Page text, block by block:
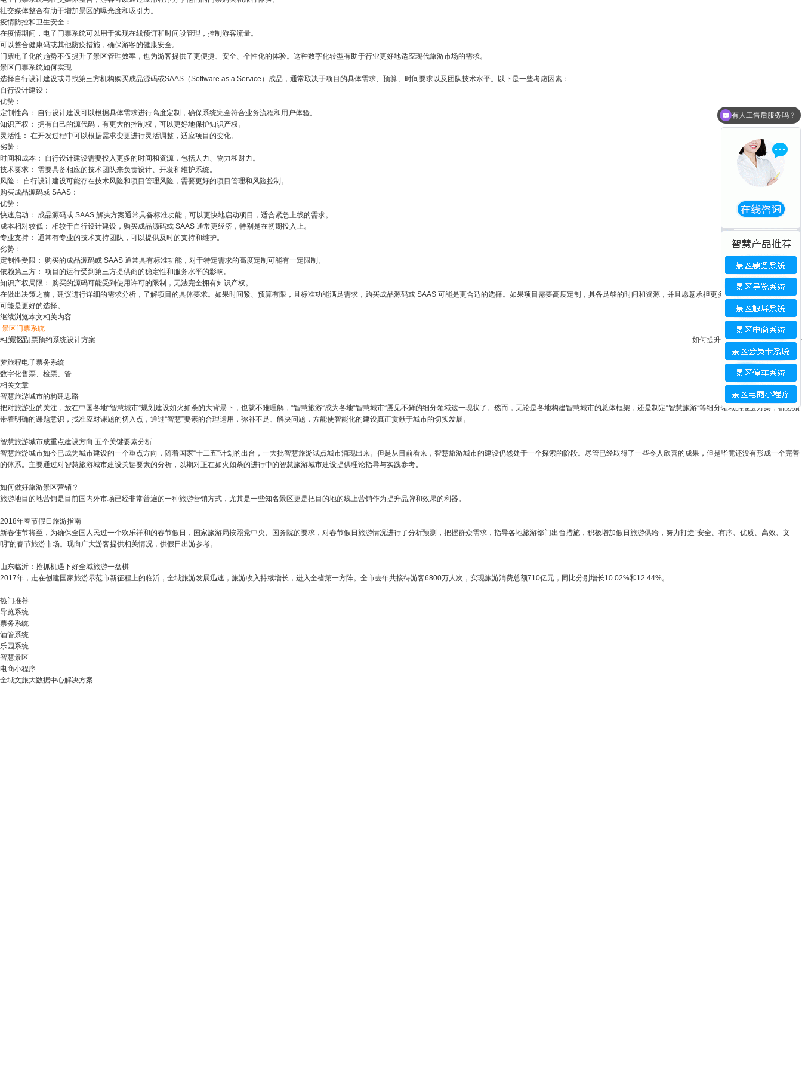
社交媒体整合有助于增加景区的曝光度和吸引力。
疫情防控和卫生安全：
在疫情期间，电子门票系统可以用于实现在线预订和时间段管理，控制游客流量。
可以整合健康码或其他防疫措施，确保游客的健康安全。
门票电子化的趋势不仅提升了景区管理效率，也为游客提供了更便捷、安全、个性化的体验。这种数字化转型有助于行业更好地适应现代旅游市场的需求。
景区门票系统如何实现
选择自行设计建设或寻找第三方机构购买成品源码或SAAS（Software as a Service）成品，通常取决于项目的具体需求、预算、时间要求以及团队技术水平。以下是一些考虑因素：
自行设计建设：
优势：
定制性高： 自行设计建设可以根据具体需求进行高度定制，确保系统完全符合业务流程和用户体验。
知识产权： 拥有自己的源代码，有更大的控制权，可以更好地保护知识产权。
灵活性： 在开发过程中可以根据需求变更进行灵活调整，适应项目的变化。
劣势：
时间和成本： 自行设计建设需要投入更多的时间和资源，包括人力、物力和财力。
技术要求： 需要具备相应的技术团队来负责设计、开发和维护系统。
风险： 自行设计建设可能存在技术风险和项目管理风险，需要更好的项目管理和风险控制。
购买成品源码或 SAAS：
优势：
快速启动： 成品源码或 SAAS 解决方案通常具备标准功能，可以更快地启动项目，适合紧急上线的需求。
成本相对较低： 相较于自行设计建设，购买成品源码或 SAAS 通常更经济，特别是在初期投入上。
专业支持： 通常有专业的技术支持团队，可以提供及时的支持和维护。
劣势：
定制性受限： 购买的成品源码或 SAAS 通常具有标准功能，对于特定需求的高度定制可能有一定限制。
依赖第三方： 项目的运行受到第三方提供商的稳定性和服务水平的影响。
知识产权局限： 购买的源码可能受到使用许可的限制，无法完全拥有知识产权。
在做出决策之前，建议进行详细的需求分析，了解项目的具体要求。如果时间紧、预算有限，且标准功能满足需求，购买成品源码或 SAAS 可能是更合适的选择。如果项目需要高度定制，具备足够的时间和资源，并且愿意承担更多的风险，自行设计建设
可能是更好的选择。
继续浏览本文相关内容
景区门票系统
<|景区门票预约系统设计方案 如何提升景区游客量与游客体验|>
相关产品
梦旅程电子票务系统
数字化售票、检票、管
相关文章
智慧旅游城市的构建思路
把对旅游业的关注，放在中国各地“智慧城市”规划建设如火如荼的大背景下，也就不难理解，“智慧旅游”成为各地“智慧城市”屡见不鲜的细分领域这一现状了。然而，无论是各地构建智慧城市的总体框架，还是制定“智慧旅游”等细分领域的推进方案，都必须
带着明确的课题意识，找准应对课题的切入点，通过“智慧”要素的合理运用，弥补不足、解决问题，方能使智能化的建设真正贡献于城市的切实发展。
智慧旅游城市成重点建设方向 五个关键要素分析
智慧旅游城市如今已成为城市建设的一个重点方向，随着国家“十二五”计划的出台，一大批智慧旅游试点城市涌现出来。但是从目前看来，智慧旅游城市的建设仍然处于一个探索的阶段。尽管已经取得了一些令人欣喜的成果，但是毕竟还没有形成一个完善
的体系。主要通过对智慧旅游城市建设关键要素的分析，以期对正在如火如荼的进行中的智慧旅游城市建设提供理论指导与实践参考。
如何做好旅游景区营销？
旅游地目的地营销是目前国内外市场已经非常普遍的一种旅游营销方式，尤其是一些知名景区更是把目的地的线上营销作为提升品牌和效果的利器。
2018年春节假日旅游指南
新春佳节将至，为确保全国人民过一个欢乐祥和的春节假日，国家旅游局按照党中央、国务院的要求，对春节假日旅游情况进行了分析预测，把握群众需求，指导各地旅游部门出台措施，积极增加假日旅游供给，努力打造“安全、有序、优质、高效、文
明”的春节旅游市场。现向广大游客提供相关情况，供假日出游参考。
山东临沂：抢抓机遇下好全域旅游一盘棋
2017年，走在创建国家旅游示范市新征程上的临沂，全域旅游发展迅速，旅游收入持续增长，进入全省第一方阵。全市去年共接待游客6800万人次，实现旅游消费总额710亿元，同比分别增长10.02%和12.44%。
热门推荐
导览系统
票务系统
酒管系统
乐园系统
智慧景区
电商小程序
全域文旅大数据中心解决方案
有人工售后服务吗？